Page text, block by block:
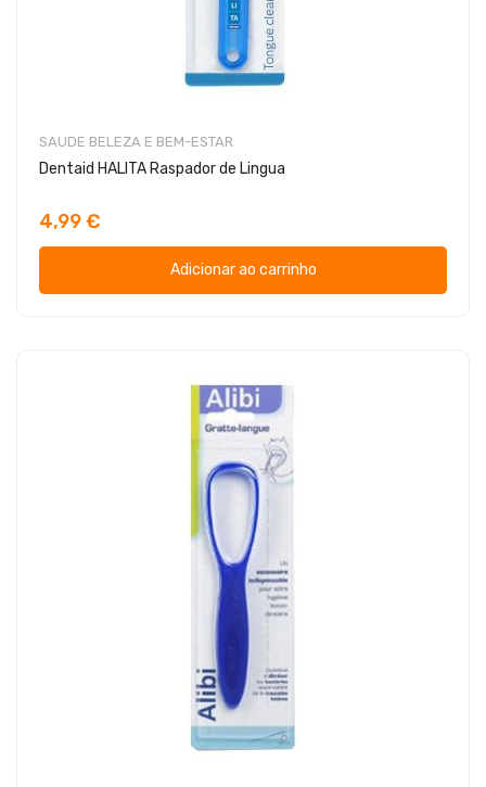
SAUDE BELEZA E BEM-ESTAR
Dentaid HALITA Raspador de Lingua
4,99 €
Adicionar ao carrinho